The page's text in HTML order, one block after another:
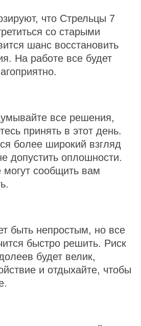
что Стрельцы 7
со старыми
шанс восстановить
На работе все будет
все решения,
принять в этот день.
более широкий взгляд
допустить оплошности.
могут сообщить вам
быть непростым, но все
быстро решить. Риск
будет велик,
и отдыхайте, чтобы